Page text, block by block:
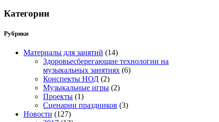
Категории
Рубрики
Материалы для занятий (14)
Здоровьесберегающие технологии на
музыкальных занятиях (6)
Конспекты НОД (2)
Музыкальные игры (2)
Проекты (1)
Сценарии праздников (3)
Новости (127)